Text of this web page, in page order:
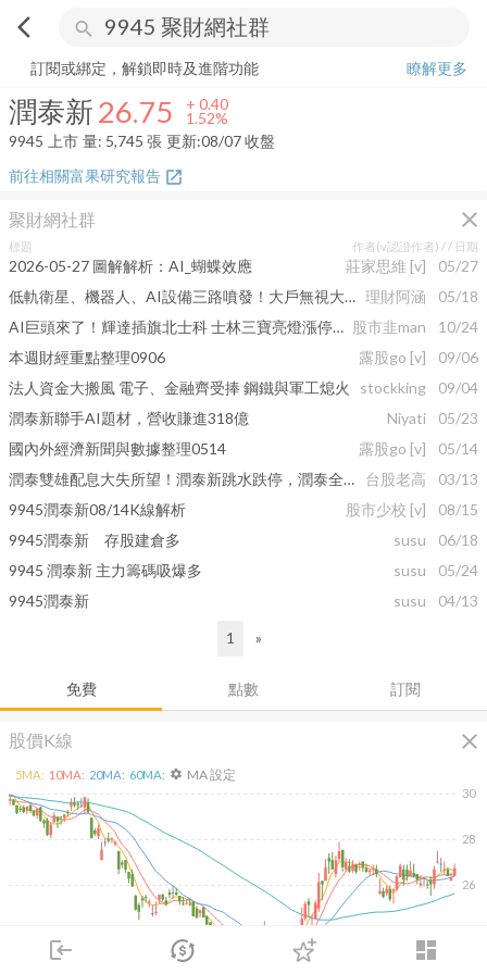
arrow_back_ios search
login dashboard
市場 登入
潤泰新 26.75 + 1.52%
訂閱或綁定，解鎖即時及進階功能
瞭解更多
潤泰新26.75 + 0.40
1.52%
9945
上市 量: 5,745 張 更新:08/07 收盤
前往相關富果研究報告 open_in_new
聚財網社群 close
免費 點數 訂閱
標題 作者(v認證作者) / / 日期
2026-05-27 圖解解析：AI_蝴蝶效應 莊家思維 [v]
05/27
低軌衛星、機器人、AI設備三路噴發！大戶無視大盤重挫，偷偷卡位這幾檔… 理財阿涵
05/18
AI巨頭來了！輝達插旗北士科 士林三寶亮燈漲停開趴 股市韭man
10/24
本週財經重點整理0906
露股go [v]
09/06
法人資金大搬風 電子、金融齊受捧 鋼鐵與軍工熄火
stockking
09/04
潤泰新聯手AI題材，營收賺進318億
Niyati
05/23
國內外經濟新聞與數據整理0514
露股go [v]
05/14
潤泰雙雄配息大失所望！潤泰新跳水跌停，潤泰全狂瀉逾7%
台股老高
03/13
9945潤泰新08/14K線解析
股市少校 [v]
08/15
9945潤泰新 存股建倉多
susu
06/18
9945 潤泰新 主力籌碼吸爆多
susu
05/24
9945潤泰新
susu 04/13
1 »
股價K線 close
26
28
30
5MA: 10MA: 20MA: 60MA: settings MA 設定